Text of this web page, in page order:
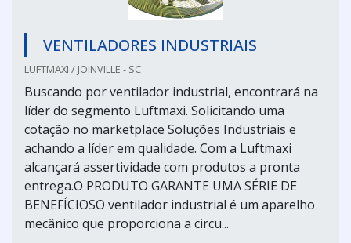
VENTILADORES INDUSTRIAIS
LUFTMAXI / JOINVILLE - SC
Buscando por ventilador industrial, encontrará na
líder do segmento Luftmaxi. Solicitando uma
cotação no marketplace Soluções Industriais e
achando a líder em qualidade. Com a Luftmaxi
alcançará assertividade com produtos a pronta
entrega.O PRODUTO GARANTE UMA SÉRIE DE
BENEFÍCIOSO ventilador industrial é um aparelho
mecânico que proporciona a circu...